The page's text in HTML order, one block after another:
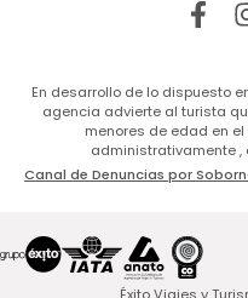
En desarrollo de lo dispuesto
agencia advierte al turista
menores de edad en
administrativamente ,
Canal de Denuncias por
Éxito Viajes y